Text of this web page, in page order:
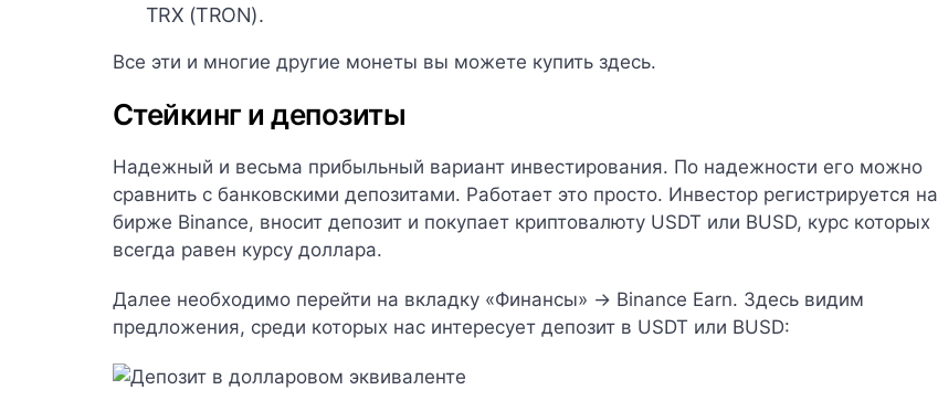
TRX (TRON).
Все эти и многие другие монеты вы можете купить здесь.
Стейкинг и депозиты
Надежный и весьма прибыльный вариант инвестирования. По надежности его можно
сравнить с банковскими депозитами. Работает это просто. Инвестор регистрируется на
бирже Binance, вносит депозит и покупает криптовалюту USDT или BUSD, курс которых
всегда равен курсу доллара.
Далее необходимо перейти на вкладку «Финансы» → Binance Earn. Здесь видим
предложения, среди которых нас интересует депозит в USDT или BUSD: